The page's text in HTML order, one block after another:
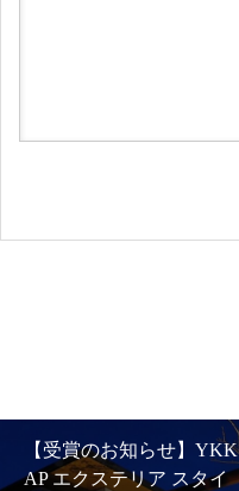
【受賞のお知らせ】YKK
AP エクステリア スタイ